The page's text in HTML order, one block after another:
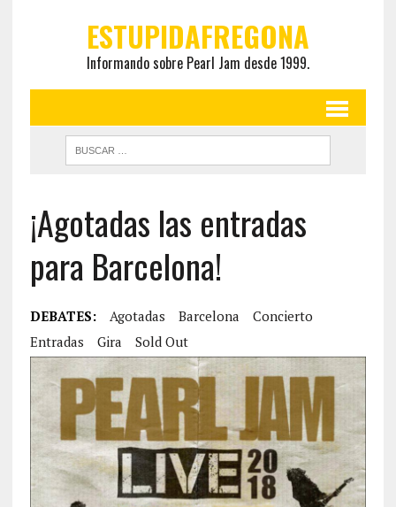
ESTUPIDAFREGONA
Informando sobre Pearl Jam desde 1999.
¡Agotadas las entradas
para Barcelona!
DEBATES: Agotadas Barcelona
Concierto
Entradas
Gira Sold Out